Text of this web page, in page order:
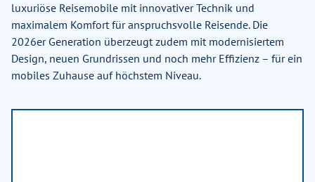
luxuriöse Reisemobile mit innovativer Technik und
maximalem Komfort für anspruchsvolle Reisende. Die
2026er Generation überzeugt zudem mit modernisiertem
Design, neuen Grundrissen und noch mehr Effizienz – für ein
mobiles Zuhause auf höchstem Niveau.